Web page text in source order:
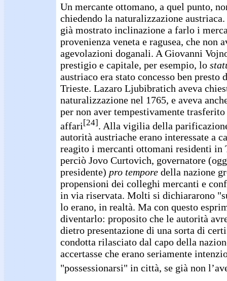
Un mercante ottomano, a quel punto,
chiedendo la naturalizzazione
già mostrato inclinazione a farlo i
provenienza veneta e ragusea, che non
agevolazioni doganali. A Giovanni
prestigio e capitale, per esempio, lo
austriaco era stato concesso ben presto
Trieste. Lazaro Ljubibratich aveva
naturalizzazione nel 1765, e aveva
per non aver tempestivamente
affari[24]
. Alla vigilia della
autorità austriache erano interessate a
reagito i mercanti ottomani residenti in
perciò Jovo Curtovich, governatore
presidente) pro tempore della nazione
propensioni dei colleghi mercanti e
in via riservata. Molti si dichiararono
lo erano, in realtà. Ma con questo
diventarlo: proposito che le autorità
dietro presentazione di una sorta di
condotta rilasciato dal capo della
accertasse che erano seriamente
"possessionarsi" in città, se già non